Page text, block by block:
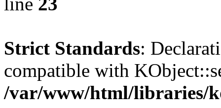
Strict Standards:
compatible with
/var/www/html/libraries/